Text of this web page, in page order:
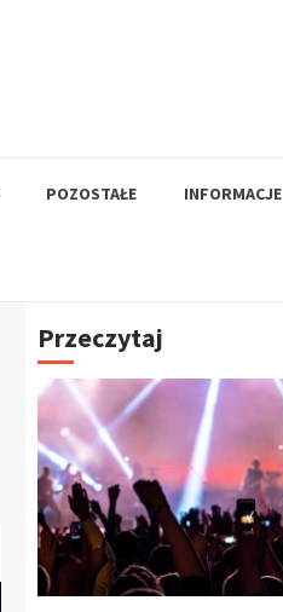
POZOSTAŁE INFORMACJE
Przeczytaj